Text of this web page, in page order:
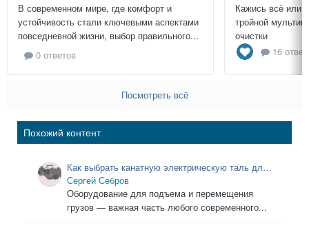
В современном мире, где комфорт и
устойчивость стали ключевыми аспектами
повседневной жизни, выбор правильного...
0 ответов
Кажись всё или
тройной
очистки
16
Посмотреть всё
Похожий контент
Как выбрать канатную электрическую таль для
строительства и промышленности: полное
руководство
Сергей Себров
Оборудование для подъема и перемещения
грузов — важная часть любого современного...